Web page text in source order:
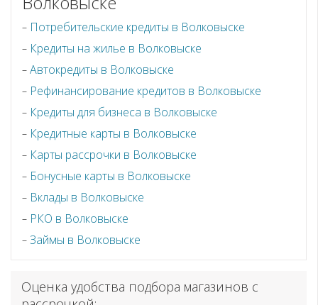
Потребительские кредиты в Волковыске
Кредиты на жилье в Волковыске
Автокредиты в Волковыске
Рефинансирование кредитов в Волковыске
Кредиты для бизнеса в Волковыске
Кредитные карты в Волковыске
Карты рассрочки в Волковыске
Бонусные карты в Волковыске
Вклады в Волковыске
РКО в Волковыске
Займы в Волковыске
Оценка удобства подбора магазинов с